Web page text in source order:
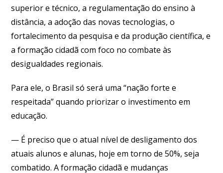
superior e técnico, a regulamentação do ensino à
distância, a adoção das novas tecnologias, o
fortalecimento da pesquisa e da produção científica, e
a formação cidadã com foco no combate às
desigualdades regionais.
Para ele, o Brasil só será uma “nação forte e
respeitada” quando priorizar o investimento em
educação.
— É preciso que o atual nível de desligamento dos
atuais alunos e alunas, hoje em torno de 50%, seja
combatido. A formação cidadã e mudanças